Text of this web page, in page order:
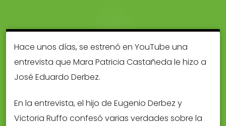
Hace unos días, se estrenó en YouTube una
entrevista que Mara Patricia Castañeda le hizo a
José Eduardo Derbez.
En la entrevista, el hijo de Eugenio Derbez y
Victoria Ruffo confesó varias verdades sobre la